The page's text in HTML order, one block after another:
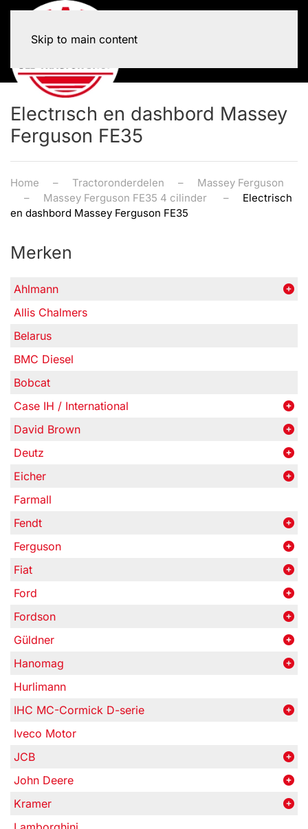
Skip to main content
Electrisch en dashbord Massey
Ferguson FE35
Home Tractoronderdelen
Massey Ferguson
Massey Ferguson FE35 4 cilinder
Electrisch
en dashbord Massey Ferguson FE35
Merken
Ahlmann
Allis Chalmers
Belarus
BMC Diesel
Bobcat
Case IH / International
David Brown
Deutz
Eicher
Farmall
Fendt
Ferguson
Fiat
Ford
Fordson
Güldner
Hanomag
Hurlimann
IHC MC-Cormick D-serie
Iveco Motor
JCB
John Deere
Kramer